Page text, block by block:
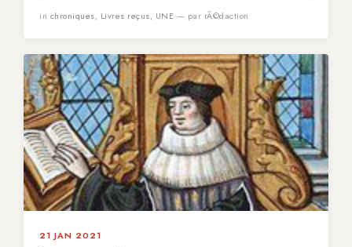
in chroniques, Livres reçus, UNE — par rÃ©daction
21 JAN 2021